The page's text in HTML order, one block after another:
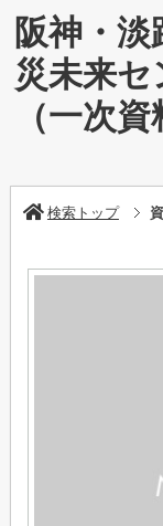
阪神・
災未来
（一次
検索トップ